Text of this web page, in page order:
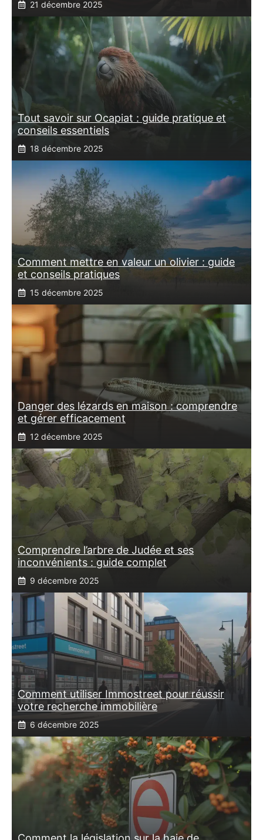
21 décembre 2025
Tout savoir sur Ocapiat : guide pratique et
conseils essentiels
18 décembre 2025
Comment mettre en valeur un olivier : guide
et conseils pratiques
15 décembre 2025
Danger des lézards en maison : comprendre
et gérer efficacement
12 décembre 2025
Comprendre l’arbre de Judée et ses
inconvénients : guide complet
9 décembre 2025
Comment utiliser Immostreet pour réussir
votre recherche immobilière
6 décembre 2025